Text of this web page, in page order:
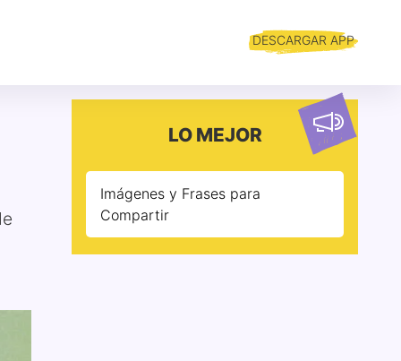
DESCARGAR APP
LO MEJOR
Imágenes y Frases para
Compartir